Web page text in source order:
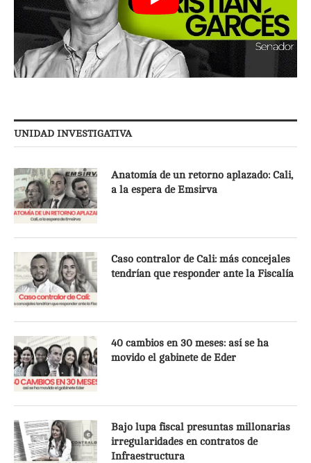
UNIDAD INVESTIGATIVA
Anatomía de un retorno aplazado: Cali,
a la espera de Emsirva
Caso contralor de Cali: más concejales
tendrían que responder ante la Fiscalía
40 cambios en 30 meses: así se ha
movido el gabinete de Eder
Bajo lupa fiscal presuntas millonarias
irregularidades en contratos de
Infraestructura